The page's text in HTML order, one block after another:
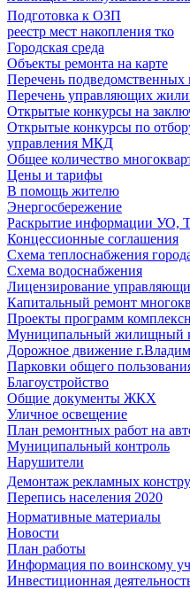
Подготовка к ОЗП
реестр мест накопления тко
Городская среда
Объекты ремонта на карте
Перечень подведомственных
Перечень управляющих
Открытые конкурсы на
Открытые конкурсы по
управления МКД
Общее количество
Цены и тарифы
В помощь жителю
Энергосбережение
Раскрытие информации
Концессионные соглашения
Схема теплоснабжения
Схема водоснабжения
Лицензирование
Капитальный ремонт
Проекты программ
Муниципальный жилищный
Дорожное движение
Парковки общего
Благоустройство
Общие документы ЖКХ
Уличное освещение
План ремонтных работ на
Муниципальный контроль
Нарушители
Демонтаж рекламных
Перепись населения 2020
Нормативные материалы
Новости
План работы
Информация по воинскому
Инвестиционная